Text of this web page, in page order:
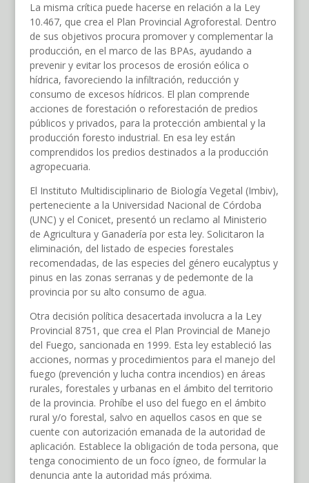
La misma crítica puede hacerse en relación a la Ley
10.467, que crea el Plan Provincial Agroforestal. Dentro
de sus objetivos procura promover y complementar la
producción, en el marco de las BPAs, ayudando a
prevenir y evitar los procesos de erosión eólica o
hídrica, favoreciendo la infiltración, reducción y
consumo de excesos hídricos. El plan comprende
acciones de forestación o reforestación de predios
públicos y privados, para la protección ambiental y la
producción foresto industrial. En esa ley están
comprendidos los predios destinados a la producción
agropecuaria.
El Instituto Multidisciplinario de Biología Vegetal (Imbiv),
perteneciente a la Universidad Nacional de Córdoba
(UNC) y el Conicet, presentó un reclamo al Ministerio
de Agricultura y Ganadería por esta ley. Solicitaron la
eliminación, del listado de especies forestales
recomendadas, de las especies del género eucalyptus y
pinus en las zonas serranas y de pedemonte de la
provincia por su alto consumo de agua.
Otra decisión política desacertada involucra a la Ley
Provincial 8751, que crea el Plan Provincial de Manejo
del Fuego, sancionada en 1999. Esta ley estableció las
acciones, normas y procedimientos para el manejo del
fuego (prevención y lucha contra incendios) en áreas
rurales, forestales y urbanas en el ámbito del territorio
de la provincia. Prohíbe el uso del fuego en el ámbito
rural y/o forestal, salvo en aquellos casos en que se
cuente con autorización emanada de la autoridad de
aplicación. Establece la obligación de toda persona, que
tenga conocimiento de un foco ígneo, de formular la
denuncia ante la autoridad más próxima.